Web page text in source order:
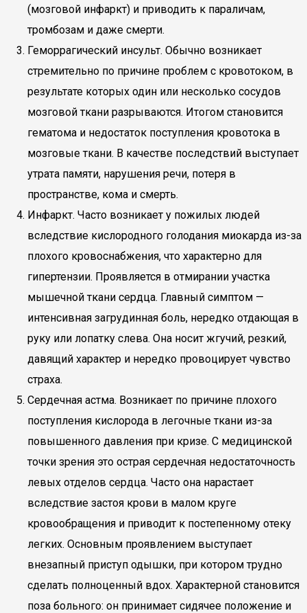
(мозговой инфаркт) и приводить к параличам,
тромбозам и даже смерти.
Геморрагический инсульт. Обычно возникает
стремительно по причине проблем с кровотоком, в
результате которых один или несколько сосудов
мозговой ткани разрываются. Итогом становится
гематома и недостаток поступления кровотока в
мозговые ткани. В качестве последствий выступает
утрата памяти, нарушения речи, потеря в
пространстве, кома и смерть.
Инфаркт. Часто возникает у пожилых людей
вследствие кислородного голодания миокарда из-за
плохого кровоснабжения, что характерно для
гипертензии. Проявляется в отмирании участка
мышечной ткани сердца. Главный симптом —
интенсивная загрудинная боль, нередко отдающая в
руку или лопатку слева. Она носит жгучий, резкий,
давящий характер и нередко провоцирует чувство
страха.
Сердечная астма. Возникает по причине плохого
поступления кислорода в легочные ткани из-за
повышенного давления при кризе. С медицинской
точки зрения это острая сердечная недостаточность
левых отделов сердца. Часто она нарастает
вследствие застоя крови в малом круге
кровообращения и приводит к постепенному отеку
легких. Основным проявлением выступает
внезапный приступ одышки, при котором трудно
сделать полноценный вдох. Характерной становится
поза больного: он принимает сидячее положение и